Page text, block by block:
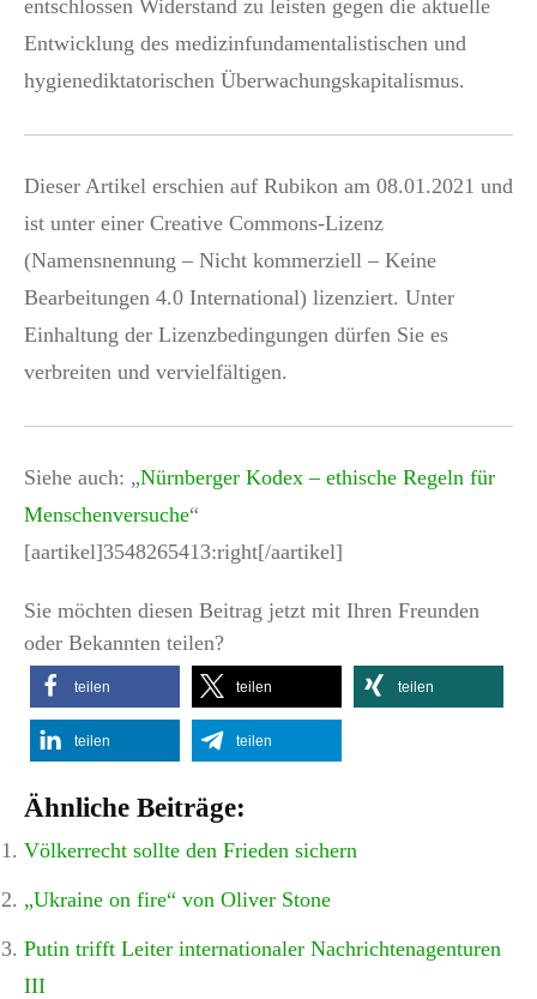
entschlossen Widerstand zu leisten gegen die aktuelle
Entwicklung des medizinfundamentalistischen und
hygienediktatorischen Überwachungskapitalismus.
Dieser Artikel erschien auf Rubikon am 08.01.2021 und
ist unter einer Creative Commons-Lizenz
(Namensnennung – Nicht kommerziell – Keine
Bearbeitungen 4.0 International) lizenziert. Unter
Einhaltung der Lizenzbedingungen dürfen Sie es
verbreiten und vervielfältigen.
Siehe auch: „Nürnberger Kodex – ethische Regeln für
Menschenversuche“
[aartikel]3548265413:right[/aartikel]
Sie möchten diesen Beitrag jetzt mit Ihren Freunden
oder Bekannten teilen?
teilen teilen teilen
teilen teilen
Ähnliche Beiträge:
Völkerrecht sollte den Frieden sichern
„Ukraine on fire“ von Oliver Stone
Putin trifft Leiter internationaler Nachrichtenagenturen
III